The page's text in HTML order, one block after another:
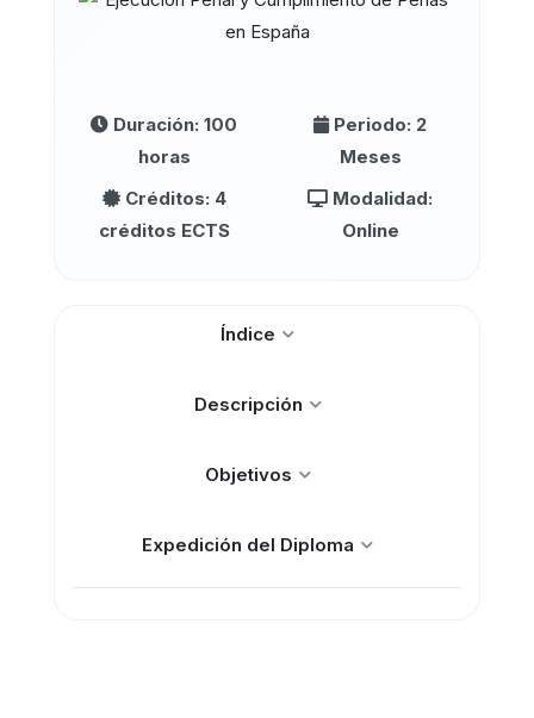
Duración: 100
horas
Periodo: 2
Meses
Créditos: 4
créditos ECTS
Modalidad:
Online
Índice
Descripción
Objetivos
Expedición del Diploma